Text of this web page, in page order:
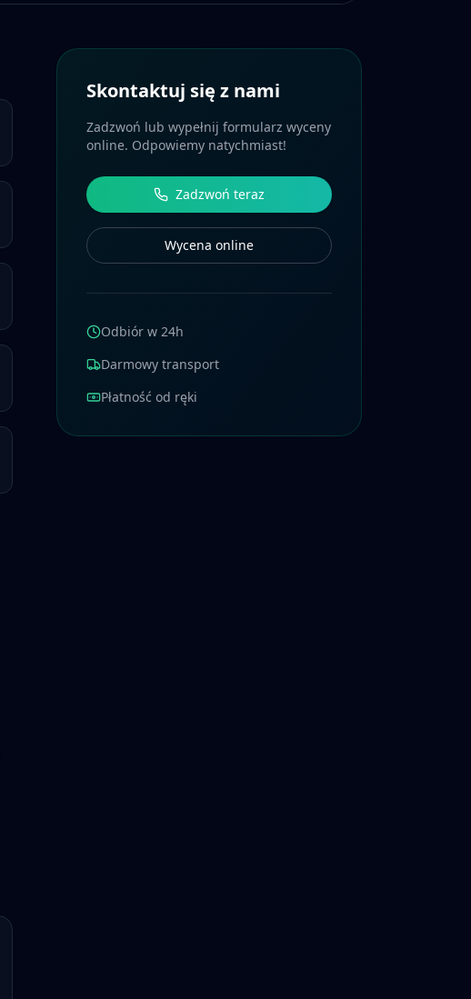
Skontaktuj się z nami
Zadzwoń lub wypełnij formularz wyceny
online. Odpowiemy natychmiast!
Zadzwoń teraz
Wycena online
Odbiór w 24h
Darmowy transport
Płatność od ręki